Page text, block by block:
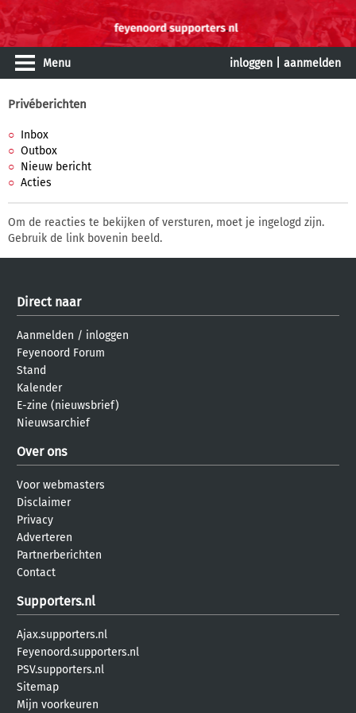
Menu inloggen aanmelden
Privéberichten
Inbox
Outbox
Nieuw bericht
Acties
Om de reacties te bekijken of versturen, moet je ingelogd zijn.
Gebruik de link bovenin beeld.
Direct naar
Aanmelden / inloggen
Feyenoord Forum
Stand
Kalender
E-zine (nieuwsbrief)
Nieuwsarchief
Over ons
Voor webmasters
Disclaimer
Privacy
Adverteren
Partnerberichten
Contact
Supporters.nl
Ajax.supporters.nl
Feyenoord.supporters.nl
PSV.supporters.nl
Sitemap
Mijn voorkeuren